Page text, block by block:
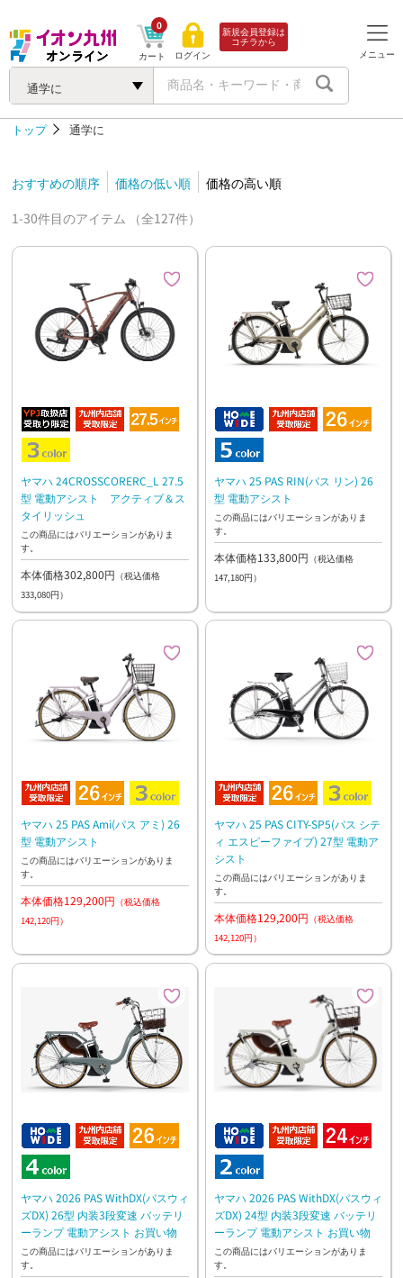
通学に
カート
0
ログイン
新規会員登録は
コチラから
メニュー
トップ 通学に
おすすめの順序 価格の低い順
価格の高い順
1-30件目のアイテム （全127件）
ヤマハ 24CROSSCORERC_L 27.5
型 電動アシスト アクティブ＆ス
タイリッシュ
この商品にはバリエーションがありま
す。
本体価格302,800円 （税込価格
333,080円）
ヤマハ 25 PAS RIN(パス リン) 26
型 電動アシスト
この商品にはバリエーションがありま
す。
本体価格133,800円 （税込価格
147,180円）
ヤマハ 25 PAS Ami(パス アミ) 26
型 電動アシスト
この商品にはバリエーションがありま
す。
本体価格129,200円 （税込価格
142,120円）
ヤマハ 25 PAS CITY-SP5(パス シテ
ィ エスピーファイブ) 27型 電動ア
シスト
この商品にはバリエーションがありま
す。
本体価格129,200円 （税込価格
142,120円）
ヤマハ 2026 PAS WithDX(パスウィ
ズDX) 26型 内装3段変速 バッテリ
ーランプ 電動アシスト お買い物
この商品にはバリエーションがありま
す。
ヤマハ 2026 PAS WithDX(パスウィ
ズDX) 24型 内装3段変速 バッテリ
ーランプ 電動アシスト お買い物
この商品にはバリエーションがありま
す。